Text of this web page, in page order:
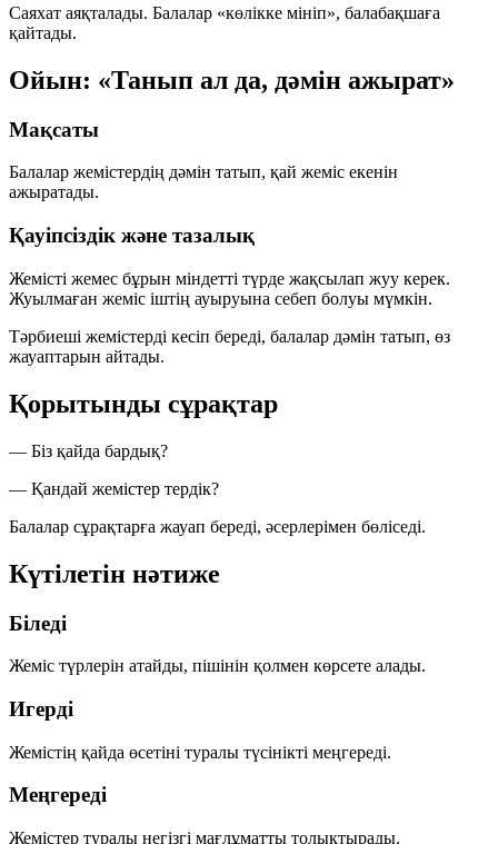
Саяхат аяқталады. Балалар «көлікке мініп», балабақшаға
қайтады.
Ойын: «Танып ал да, дәмін ажырат»
Мақсаты
Балалар жемістердің дәмін татып, қай жеміс екенін
ажыратады.
Қауіпсіздік және тазалық
Жемісті жемес бұрын міндетті түрде жақсылап жуу керек.
Жуылмаған жеміс іштің ауыруына себеп болуы мүмкін.
Тәрбиеші жемістерді кесіп береді, балалар дәмін татып, өз
жауаптарын айтады.
Қорытынды сұрақтар
— Біз қайда бардық?
— Қандай жемістер тердік?
Балалар сұрақтарға жауап береді, әсерлерімен бөліседі.
Күтілетін нәтиже
Біледі
Жеміс түрлерін атайды, пішінін қолмен көрсете алады.
Игерді
Жемістің қайда өсетіні туралы түсінікті меңгереді.
Меңгереді
Жемістер туралы негізгі мағлұматты толықтырады.